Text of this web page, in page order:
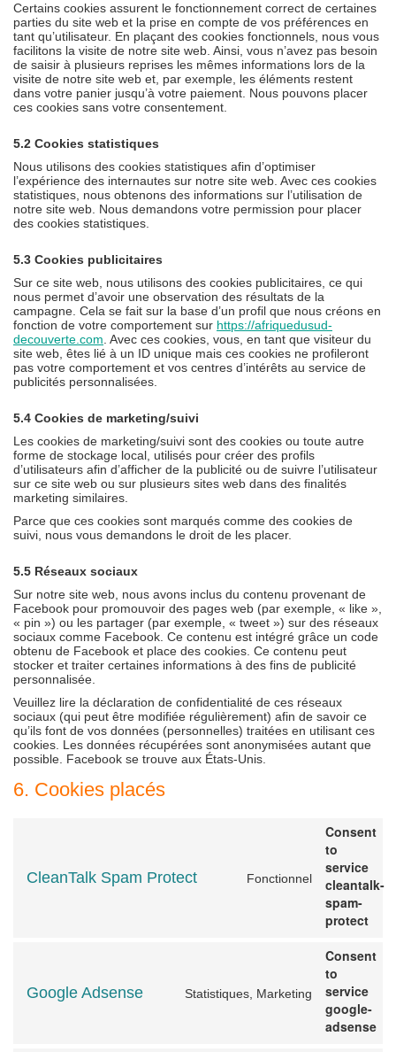
Certains cookies assurent le fonctionnement correct de certaines
parties du site web et la prise en compte de vos préférences en
tant qu’utilisateur. En plaçant des cookies fonctionnels, nous vous
facilitons la visite de notre site web. Ainsi, vous n’avez pas besoin
de saisir à plusieurs reprises les mêmes informations lors de la
visite de notre site web et, par exemple, les éléments restent
dans votre panier jusqu’à votre paiement. Nous pouvons placer
ces cookies sans votre consentement.
5.2 Cookies statistiques
Nous utilisons des cookies statistiques afin d’optimiser
l’expérience des internautes sur notre site web. Avec ces cookies
statistiques, nous obtenons des informations sur l’utilisation de
notre site web. Nous demandons votre permission pour placer
des cookies statistiques.
5.3 Cookies publicitaires
Sur ce site web, nous utilisons des cookies publicitaires, ce qui
nous permet d’avoir une observation des résultats de la
campagne. Cela se fait sur la base d’un profil que nous créons en
fonction de votre comportement sur https://afriquedusud-
decouverte.com . Avec ces cookies, vous, en tant que visiteur du
site web, êtes lié à un ID unique mais ces cookies ne profileront
pas votre comportement et vos centres d’intérêts au service de
publicités personnalisées.
5.4 Cookies de marketing/suivi
Les cookies de marketing/suivi sont des cookies ou toute autre
forme de stockage local, utilisés pour créer des profils
d’utilisateurs afin d’afficher de la publicité ou de suivre l’utilisateur
sur ce site web ou sur plusieurs sites web dans des finalités
marketing similaires.
Parce que ces cookies sont marqués comme des cookies de
suivi, nous vous demandons le droit de les placer.
5.5 Réseaux sociaux
Sur notre site web, nous avons inclus du contenu provenant de
Facebook pour promouvoir des pages web (par exemple, « like »,
« pin ») ou les partager (par exemple, « tweet ») sur des réseaux
sociaux comme Facebook. Ce contenu est intégré grâce un code
obtenu de Facebook et place des cookies. Ce contenu peut
stocker et traiter certaines informations à des fins de publicité
personnalisée.
Veuillez lire la déclaration de confidentialité de ces réseaux
sociaux (qui peut être modifiée régulièrement) afin de savoir ce
qu’ils font de vos données (personnelles) traitées en utilisant ces
cookies. Les données récupérées sont anonymisées autant que
possible. Facebook se trouve aux États-Unis.
6. Cookies placés
CleanTalk Spam Protect Fonctionnel
Consent
to
service
cleantalk-
spam-
protect
Google Adsense Statistiques, Marketing
Consent
to
service
google-
adsense